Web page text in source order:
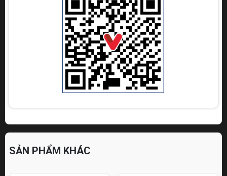
SẢN PHẨM KHÁC